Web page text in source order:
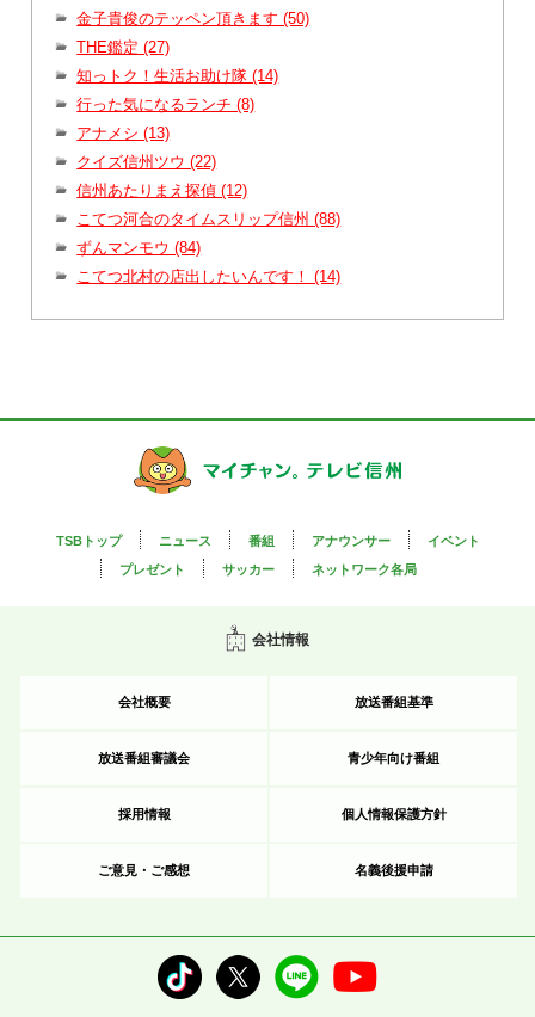
金子貴俊のテッペン頂きます (50)
THE鑑定 (27)
知っトク！生活お助け隊 (14)
行った気になるランチ (8)
アナメシ (13)
クイズ信州ツウ (22)
信州あたりまえ探偵 (12)
こてつ河合のタイムスリップ信州 (88)
ずんマンモウ (84)
こてつ北村の店出したいんです！ (14)
TSBトップ ニュース 番組 アナウンサー
イベント
プレゼント
サッカー ネットワーク各局
会社情報
会社概要 放送番組基準
放送番組審議会 青少年向け番組
採用情報 個人情報保護方針
ご意見・ご感想 名義後援申請